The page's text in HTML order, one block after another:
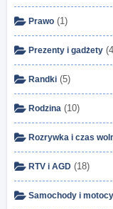
Prawo (1)
Prezenty i gadżety
Randki (5)
Rodzina (10)
Rozrywka i czas
RTV i AGD (18)
Samochody i